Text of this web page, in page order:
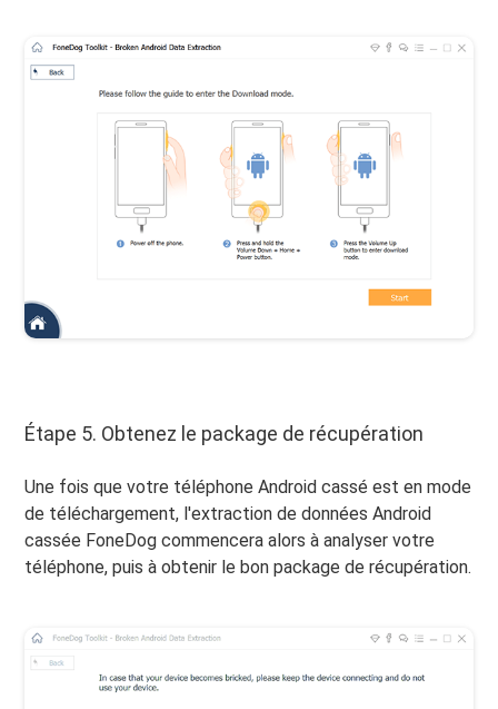
Étape 5. Obtenez le package de récupération
Une fois que votre téléphone Android cassé est en mode
de téléchargement, l'extraction de données Android
cassée FoneDog commencera alors à analyser votre
téléphone, puis à obtenir le bon package de récupération.